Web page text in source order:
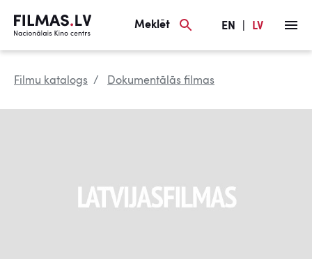
Meklēt EN LV
Filmu katalogs Dokumentālās filmas